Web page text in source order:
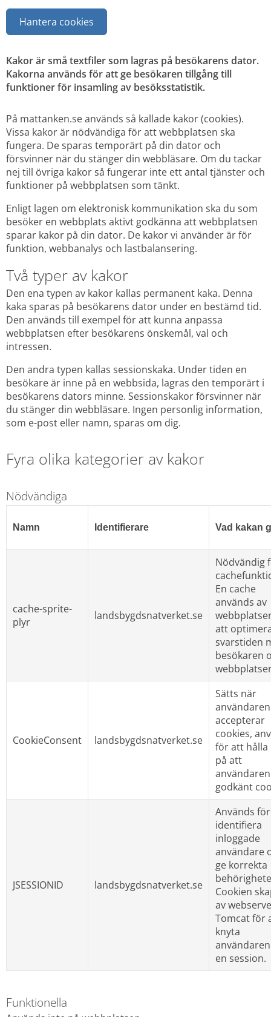
Hantera cookies
Kakor är små textfiler som lagras på besökarens dator.
Kakorna används för att ge besökaren tillgång till
funktioner för insamling av besöksstatistik.
På mattanken.se används så kallade kakor (cookies).
Vissa kakor är nödvändiga för att webbplatsen ska
fungera. De sparas temporärt på din dator och
försvinner när du stänger din webbläsare. Om du tackar
nej till övriga kakor så fungerar inte ett antal tjänster och
funktioner på webbplatsen som tänkt.
Enligt lagen om elektronisk kommunikation ska du som
besöker en webbplats aktivt godkänna att webbplatsen
sparar kakor på din dator. De kakor vi använder är för
funktion, webbanalys och lastbalansering.
Två typer av kakor
Den ena typen av kakor kallas permanent kaka. Denna
kaka sparas på besökarens dator under en bestämd tid.
Den används till exempel för att kunna anpassa
webbplatsen efter besökarens önskemål, val och
intressen.
Den andra typen kallas sessionskaka. Under tiden en
besökare är inne på en webbsida, lagras den temporärt i
besökarens dators minne. Sessionskakor försvinner när
du stänger din webbläsare. Ingen personlig information,
som e-post eller namn, sparas om dig.
Fyra olika kategorier av kakor
Nödvändiga
Namn Identifierare Vad kakan
cache-sprite-
plyr
landsbygdsnatverket.se
Nödvändig
En cache
används av
att
svarstiden
besökaren
CookieConsent landsbygdsnatverket.se
Sätts när
användaren
accepterar
cookies,
för att hålla
på att
användaren
godkänt
JSESSIONID landsbygdsnatverket.se
Används
identifiera
inloggade
användare
ge korrekta
Cookien
av
Tomcat för
knyta
en session.
Funktionella